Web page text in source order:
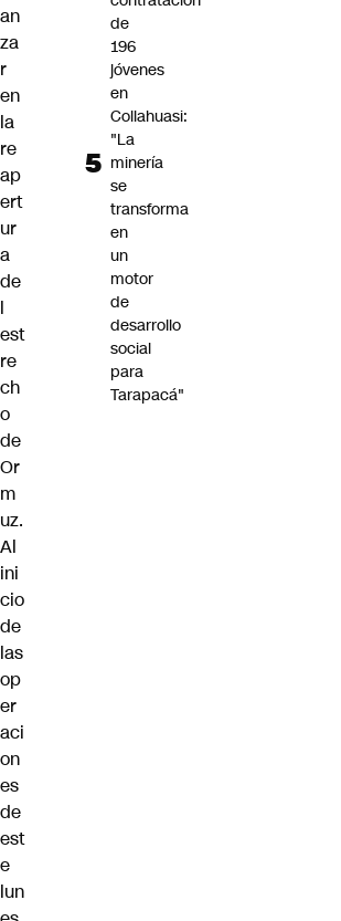
an
za
r
en
la
re
ap
ert
ur
a
de
l
est
re
ch
o
de
Or
m
uz.
Al
ini
cio
de
las
op
er
aci
on
es
de
est
e
lun
de
196
jóvenes
en
Collahuasi:
"La
minería
se
transforma
en
un
motor
de
desarrollo
social
para
Tarapacá"